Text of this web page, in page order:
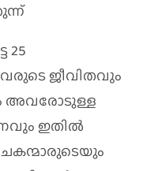
25
ജീവിതവും
അവരോടുള്ള
ഇതില്‍